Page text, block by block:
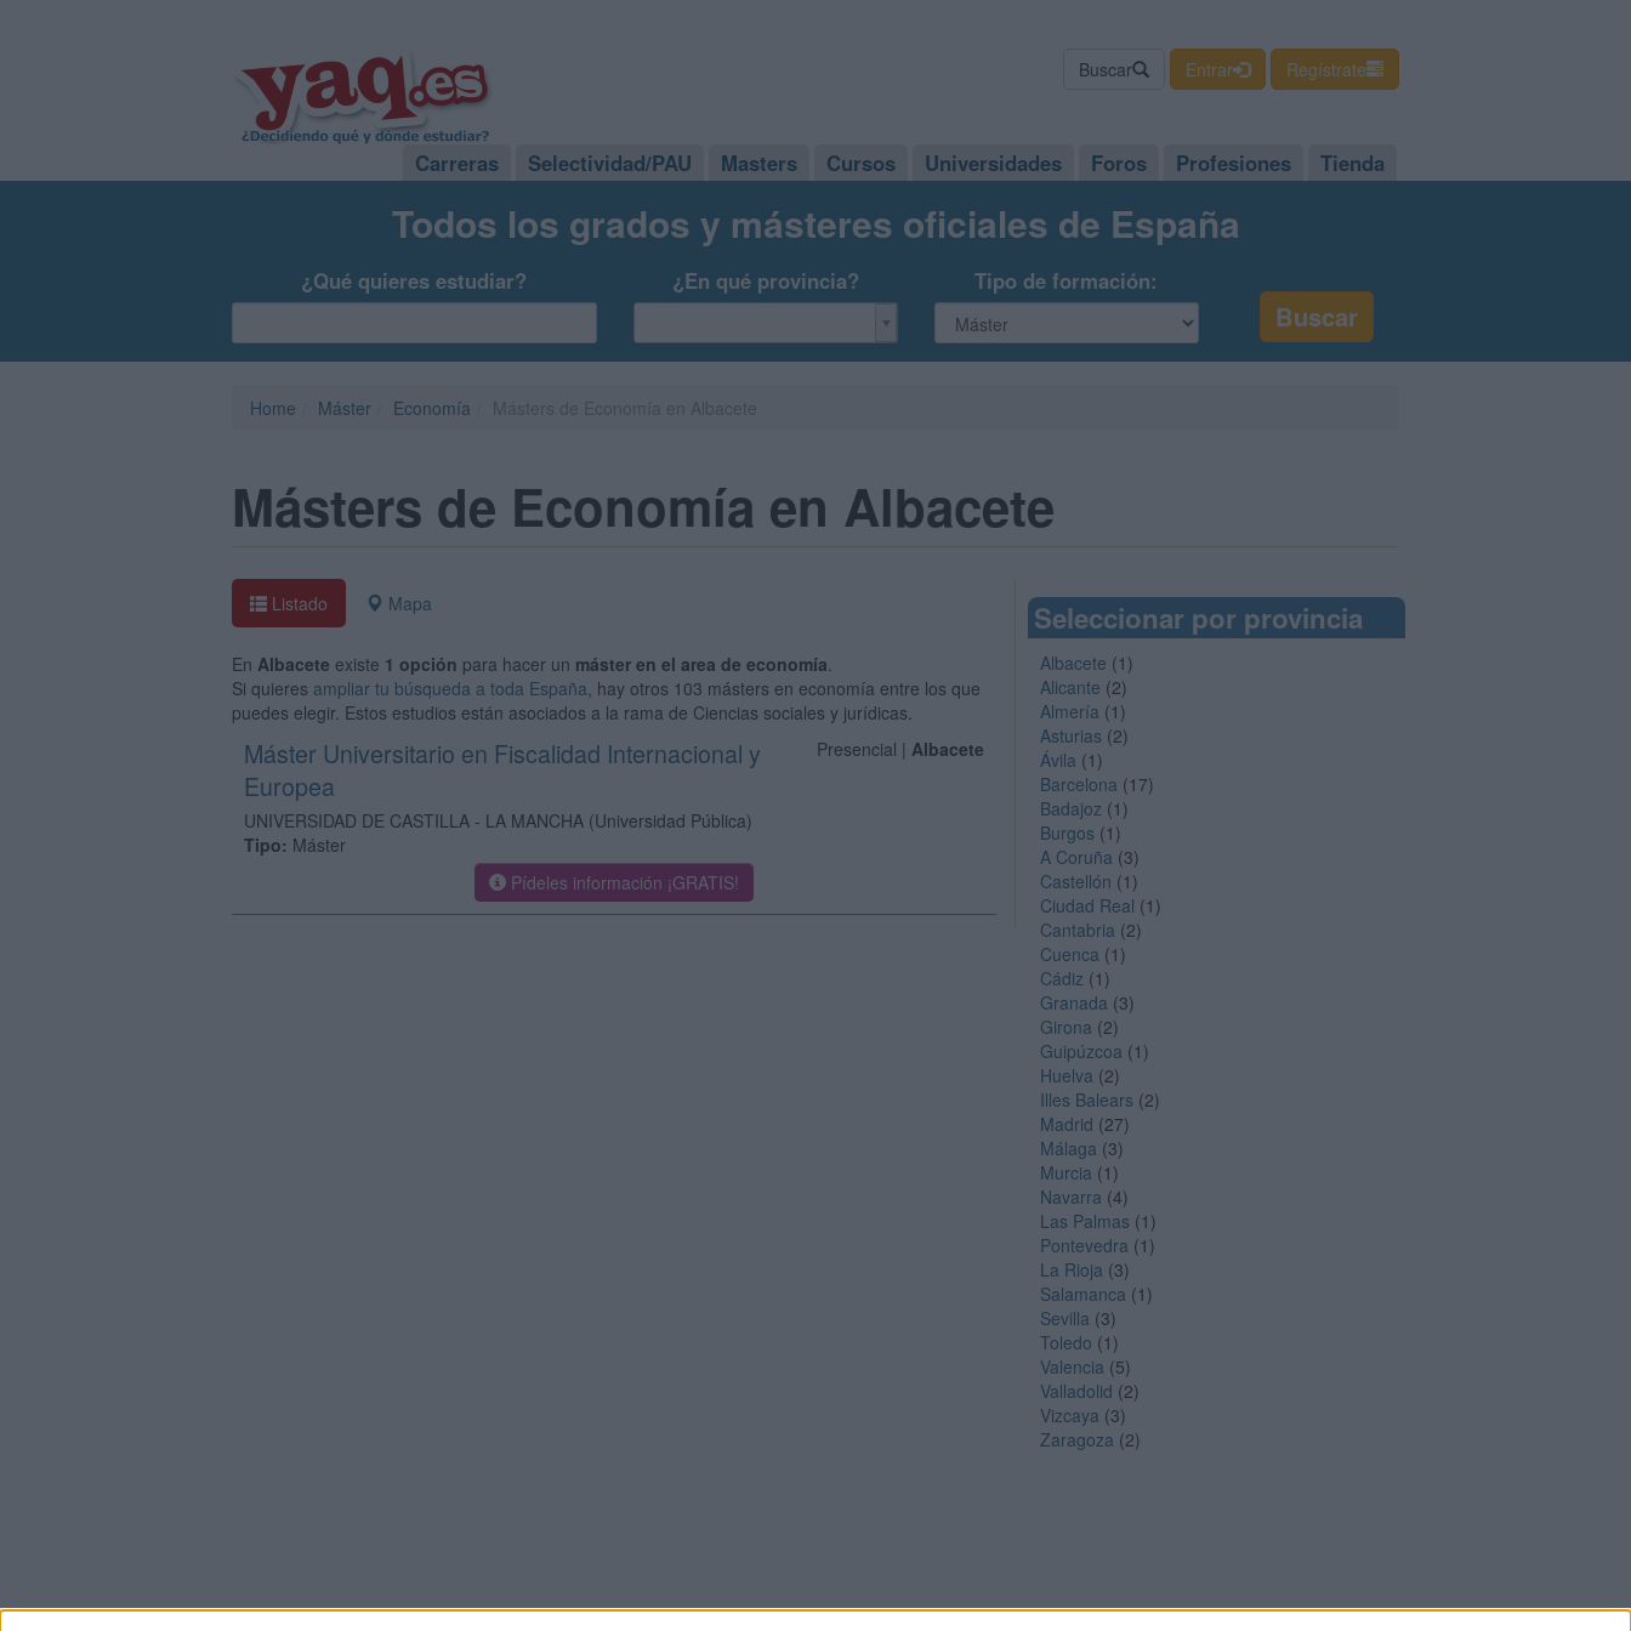
Buscar Entrar Regístrate
Carreras Selectividad/PAU Masters Cursos Universidades Foros Profesiones Tienda
Todos los grados y másteres oficiales de España
¿Qué quieres estudiar? ¿En qué provincia? Tipo de formación:
Home Máster Economía
Másters de Economía en Albacete
Listado Mapa
En Albacete existe 1 opción para hacer un máster en el area de economía.
Si quieres ampliar tu búsqueda a toda España, hay otros 103 másters en economía entre los que
puedes elegir. Estos estudios están asociados a la rama de Ciencias sociales y jurídicas.
Presencial |Albacete
Máster Universitario en Fiscalidad Internacional y
Europea
UNIVERSIDAD DE CASTILLA - LA MANCHA (Universidad Pública)
Tipo: Máster
Pídeles información ¡GRATIS!
Seleccionar por provincia
Albacete (1)
Alicante (2)
Almería (1)
Asturias (2)
Ávila (1)
Barcelona (17)
Badajoz (1)
Burgos (1)
A Coruña (3)
Castellón (1)
Ciudad Real (1)
Cantabria (2)
Cuenca (1)
Cádiz (1)
Granada (3)
Girona (2)
Guipúzcoa (1)
Huelva (2)
Illes Balears (2)
Madrid (27)
Málaga (3)
Murcia (1)
Navarra (4)
Las Palmas (1)
Pontevedra (1)
La Rioja (3)
Salamanca (1)
Sevilla (3)
Toledo (1)
Valencia (5)
Valladolid (2)
Vizcaya (3)
Zaragoza (2)